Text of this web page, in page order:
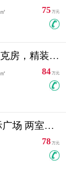
75 万元
文化路市场附近马赛克房，精装修三居室，南北通透，实用面积大
84 万元
福海路 富豪青年国际广场 两室住宅急售
78 万元